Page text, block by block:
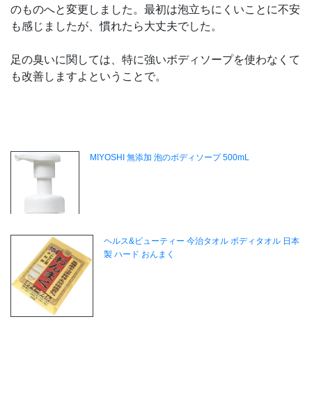
のものへと変更しました。最初は泡立ちにくいことに不安
も感じましたが、慣れたら大丈夫でした。
足の臭いに関しては、特に強いボディソープを使わなくて
も改善しますよということで。